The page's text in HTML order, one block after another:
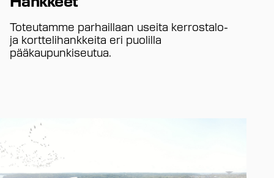
Toteutamme parhaillaan useita kerrostalo-
ja korttelihankkeita eri puolilla
pääkaupunkiseutua.